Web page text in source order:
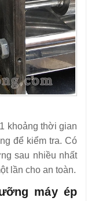
khoảng thời gian
để kiểm tra. Có
sau nhiều nhất
lần cho an toàn.
máy ép